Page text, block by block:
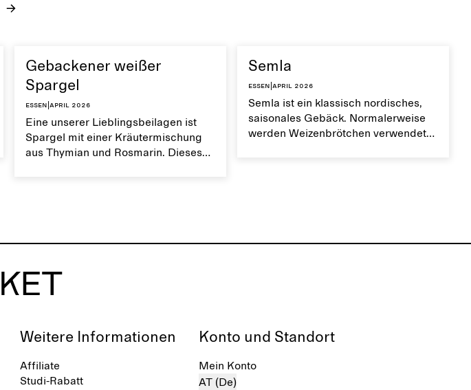
Gebackener weißer
Spargel
Essen April 2026
Eine unserer Lieblingsbeilagen ist
Spargel mit einer Kräutermischung
aus Thymian und Rosmarin. Dieses
Semla
Essen April 2026
Semla ist ein klassisch nordisches,
saisonales Gebäck. Normalerweise
werden Weizenbrötchen verwendet
Weitere Informationen
Affiliate
Studi-Rabatt
Konto und Standort
Mein Konto
AT (De)